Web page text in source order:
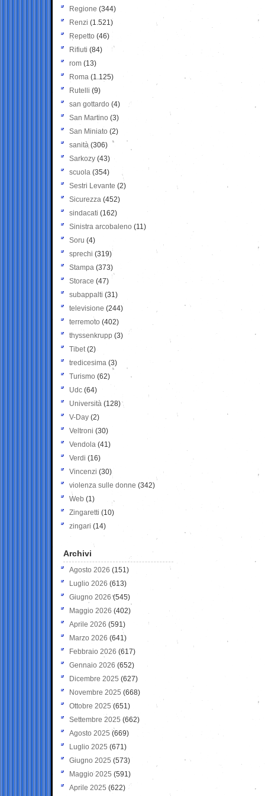
Regione (344)
Renzi (1.521)
Repetto (46)
Rifiuti (84)
rom (13)
Roma (1.125)
Rutelli (9)
san gottardo (4)
San Martino (3)
San Miniato (2)
sanità (306)
Sarkozy (43)
scuola (354)
Sestri Levante (2)
Sicurezza (452)
sindacati (162)
Sinistra arcobaleno (11)
Soru (4)
sprechi (319)
Stampa (373)
Storace (47)
subappalti (31)
televisione(244)
terremoto (402)
thyssenkrupp (3)
Tibet(2)
tredicesima (3)
Turismo (62)
Udc (64)
Università (128)
V-Day (2)
Veltroni (30)
Vendola (41)
Verdi (16)
Vincenzi (30)
violenza sulle donne (342)
Web (1)
Zingaretti (10)
zingari (14)
Archivi
Agosto 2026 (151)
Luglio 2026 (613)
Giugno 2026 (545)
Maggio 2026 (402)
Aprile 2026 (591)
Marzo 2026 (641)
Febbraio 2026 (617)
Gennaio 2026 (652)
Dicembre 2025 (627)
Novembre 2025 (668)
Ottobre 2025 (651)
Settembre 2025 (662)
Agosto 2025 (669)
Luglio 2025 (671)
Giugno 2025 (573)
Maggio 2025 (591)
Aprile 2025 (622)